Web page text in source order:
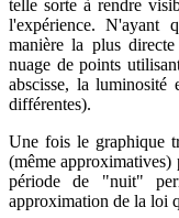
telle sorte à rendre
l'expérience. N'ayant
manière la plus
nuage de points
abscisse, la
différentes).
Une fois le graphique
(même
période de "nuit"
approximation de la loi